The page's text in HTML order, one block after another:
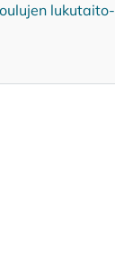
lu­ku­tai­to­